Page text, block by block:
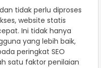
tidak perlu diproses
website statis
Ini tidak hanya
yang lebih baik,
peringkat SEO
satu faktor penilaian